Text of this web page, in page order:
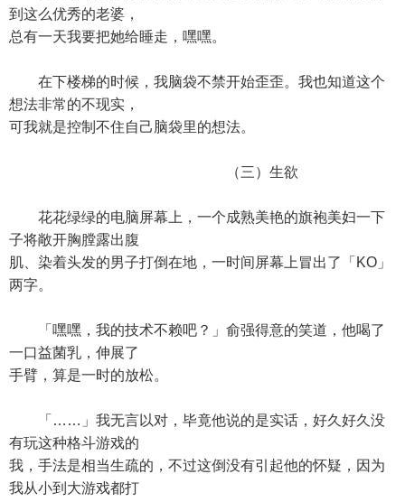
到这么优秀的老婆，
总有一天我要把她给睡走，嘿嘿。
在下楼梯的时候，我脑袋不禁开始歪歪。我也知道这个
想法非常的不现实，
可我就是控制不住自己脑袋里的想法。
（三）生欲
花花绿绿的电脑屏幕上，一个成熟美艳的旗袍美妇一下
子将敞开胸膛露出腹
肌、染着头发的男子打倒在地，一时间屏幕上冒出了「KO」
两字。
「嘿嘿，我的技术不赖吧？」俞强得意的笑道，他喝了
一口益菌乳，伸展了
手臂，算是一时的放松。
「……」我无言以对，毕竟他说的是实话，好久好久没
有玩这种格斗游戏的
我，手法是相当生疏的，不过这倒没有引起他的怀疑，因为
我从小到大游戏都打